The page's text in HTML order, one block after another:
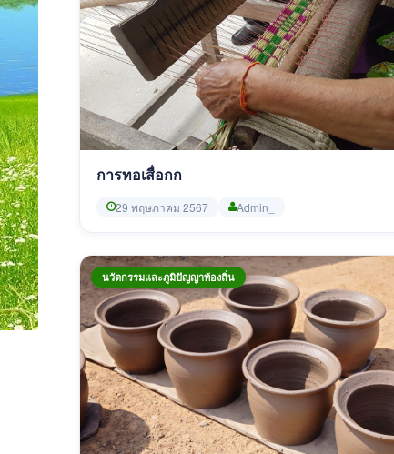
การทอเสื่อกก
29 พฤษภาคม 2567 Admin_
นวัตกรรมและภูมิปัญญาท้องถิ่น